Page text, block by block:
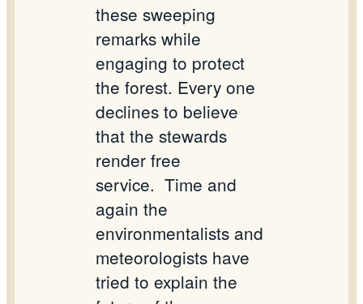
these sweeping
remarks while
engaging to protect
the forest. Every one
declines to believe
that the stewards
render free
service. Time and
again the
environmentalists and
meteorologists have
tried to explain the